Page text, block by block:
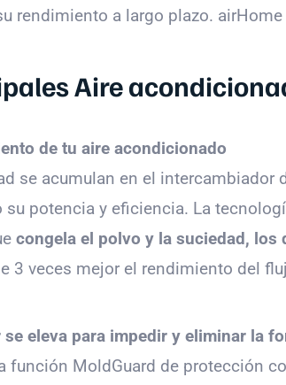
rendimiento a largo plazo.
Aire
de tu aire acondicionado
se acumulan en el
potencia y eficiencia. La
congela el polvo y la suciedad, los
3 veces mejor el rendimiento del
eleva para impedir y eliminar la
función MoldGuard de protección